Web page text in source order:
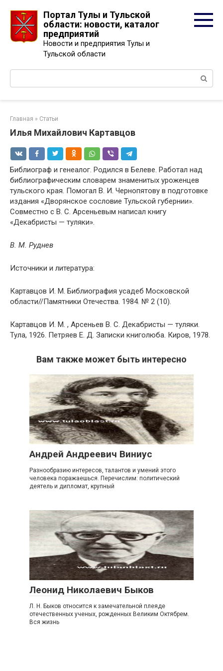
контенту
Портал Тулы и Тульской
области: новости, каталог
предприятий
Новости и предприятия Тулы и
Тульской области
Поиск:
Главная » Статьи
Илья Михайлович Картавцов
Библиограф и генеалог. Родился в Белеве. Работал над
библиографическим словарем знаменитых уроженцев
тульского края. Помогал В. И. Чернопятову в подготовке
издания «Дворянское сословие Тульской губернии».
Совместно с В. С. Арсеньевым написал книгу
«Декабристы — туляки».
В. М. Руднев
Источники и литература:
Картавцов И. М. Библиография усадеб Московской
области//Памятники Отечества. 1984. № 2 (10).
Картавцов И. М. , Арсеньев В. С. Декабристы — туляки.
Тула, 1926. Петряев Е. Д. Записки книголюба. Киров, 1978.
Вам также может быть интересно
Андрей Андреевич Виниус
Разнообразию интересов, талантов и умений этого
человека поражаешься. Перечислим: политический
деятель и дипломат, крупный
Леонид Николаевич Быков
Л. Н. Быков относится к замечательной плеяде
отечественных ученых, рожденных Великим Октябрем.
Вся жизнь